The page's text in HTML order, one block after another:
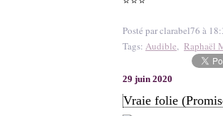
Posté par clarabel76 à
Tags: Audible, Raphaël
29 juin 2020
Vraie folie